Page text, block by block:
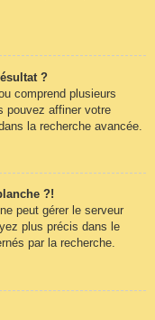
?
comprend plusieurs
pouvez affiner votre
la recherche avancée.
?!
peut gérer le serveur
plus précis dans le
par la recherche.